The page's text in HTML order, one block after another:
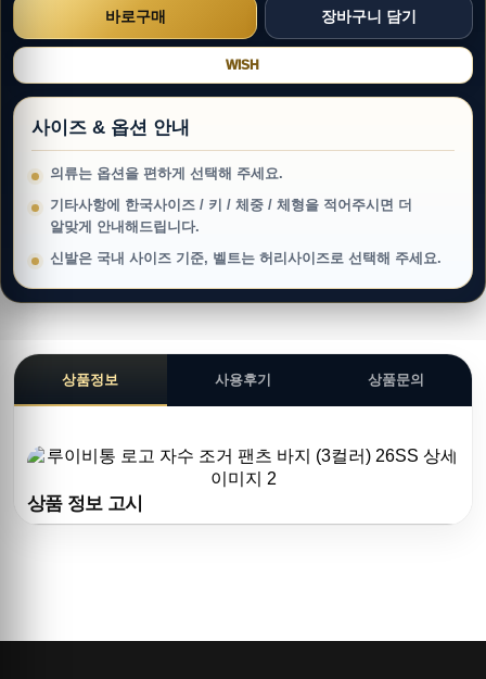
WISH
사이즈 & 옵션 안내
의류는 옵션을 편하게 선택해 주세요.
기타사항에 한국사이즈 / 키 / 체중 / 체형을 적어주시면 더
알맞게 안내해드립니다.
신발은 국내 사이즈 기준, 벨트는 허리사이즈로 선택해 주세요.
상품정보 사용후기 상품문의
상품 정보 고시